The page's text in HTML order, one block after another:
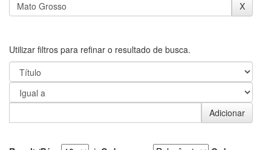
Utilizar filtros para refinar o resultado de busca.